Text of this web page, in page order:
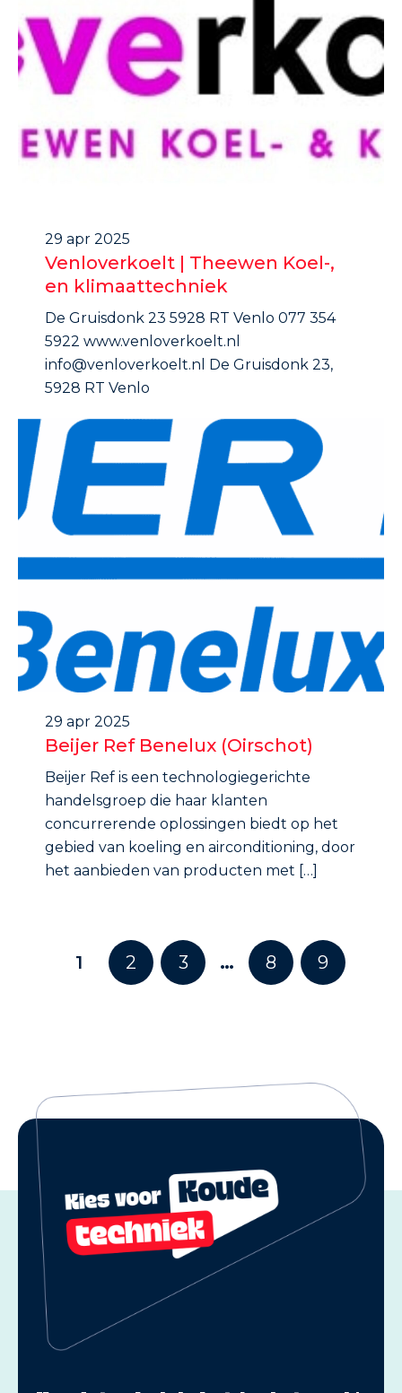
29 apr 2025
Venloverkoelt | Theewen Koel-,
en klimaattechniek
De Gruisdonk 23 5928 RT Venlo 077 354
5922 www.venloverkoelt.nl
info@venloverkoelt.nl De Gruisdonk 23,
5928 RT Venlo
29 apr 2025
Beijer Ref Benelux (Oirschot)
Beijer Ref is een technologiegerichte
handelsgroep die haar klanten
concurrerende oplossingen biedt op het
gebied van koeling en airconditioning, door
het aanbieden van producten met […]
1 2 3 … 8 9